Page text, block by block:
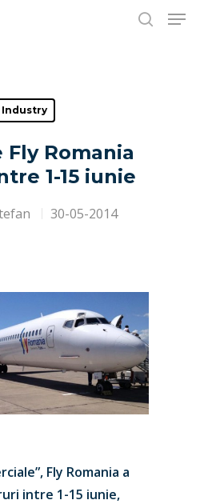
or ESC to close
Industry
Romania
1-15 iunie
30-05-2014
Fly Romania a
intre 1-15 iunie,